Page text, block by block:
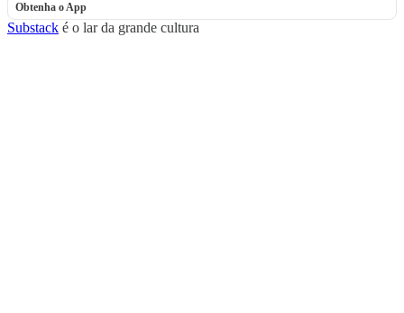
Obtenha o App
Substack é o lar da grande cultura